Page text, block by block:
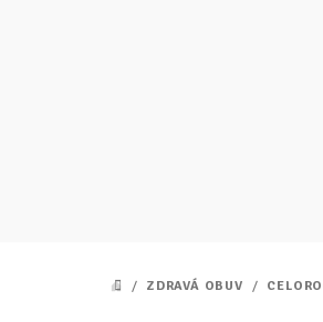
DOMOV
/ ZDRAVÁ OBUV /